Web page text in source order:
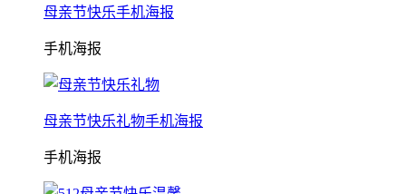
母亲节快乐手机海报
手机海报
母亲节快乐礼物手机海报
手机海报